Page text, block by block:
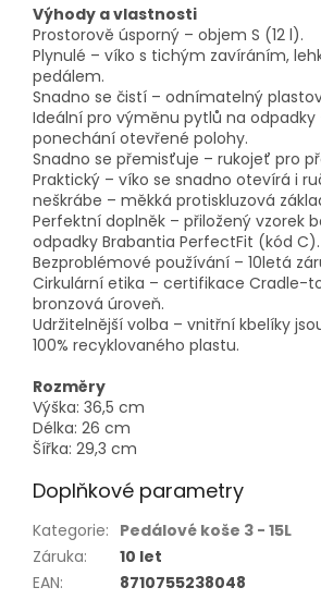
Výhody a vlastnosti
Prostorově úsporný – objem S (12 l).
Plynulé – víko s tichým zavíráním,
pedálem.
Snadno se čistí – odnímatelný
Ideální pro výměnu pytlů na odpadky
ponechání otevřené polohy.
Snadno se přemisťuje – rukojeť pro
Praktický – víko se snadno otevírá i
neškrábe – měkká protiskluzová
Perfektní doplněk – přiložený vzorek
odpadky Brabantia PerfectFit (kód C).
Bezproblémové používání – 10letá
Cirkulární etika – certifikace Cradle-
bronzová úroveň.
Udržitelnější volba – vnitřní kbelíky
100% recyklovaného plastu.
Rozměry
Výška: 36,5 cm
Délka: 26 cm
Šířka: 29,3 cm
Doplňkové parametry
Kategorie: Pedálové koše 3 - 15L
Záruka:
10 let
EAN: 8710755238048